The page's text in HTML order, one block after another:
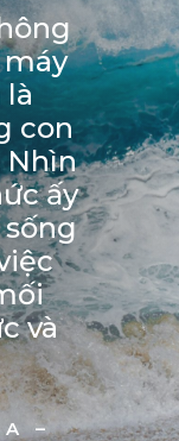
con
Nhìn
ấy
và
–